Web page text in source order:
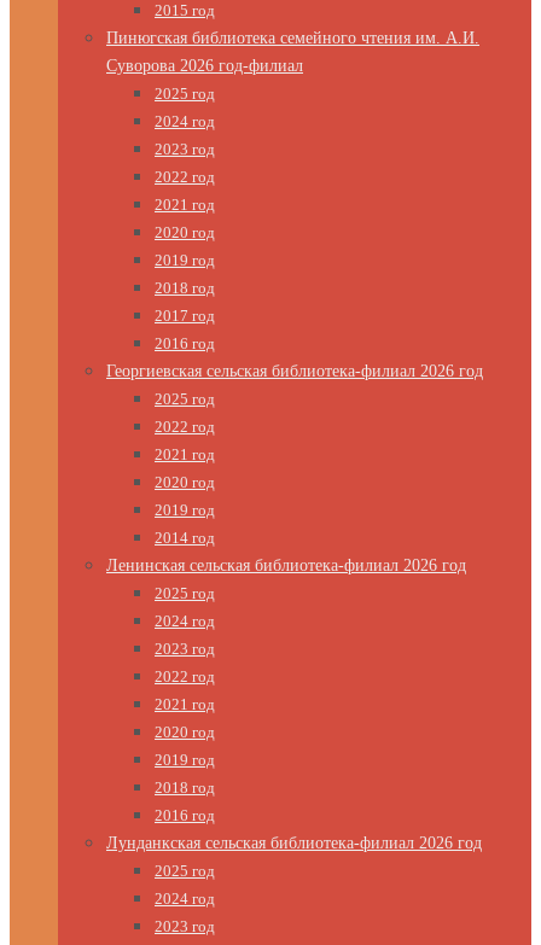
2015 год
Пинюгская библиотека семейного чтения им. А.И.
Суворова 2026 год-филиал
2025 год
2024 год
2023 год
2022 год
2021 год
2020 год
2019 год
2018 год
2017 год
2016 год
Георгиевская сельская библиотека-филиал 2026 год
2025 год
2022 год
2021 год
2020 год
2019 год
2014 год
Ленинская сельская библиотека-филиал 2026 год
2025 год
2024 год
2023 год
2022 год
2021 год
2020 год
2019 год
2018 год
2016 год
Лунданкская сельская библиотека-филиал 2026 год
2025 год
2024 год
2023 год